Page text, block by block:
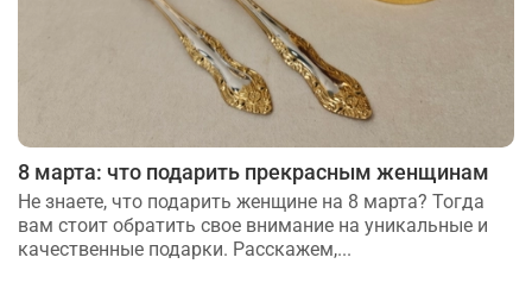
8 марта: что подарить прекрасным женщинам
Не знаете, что подарить женщине на 8 марта? Тогда
вам стоит обратить свое внимание на уникальные и
качественные подарки. Расскажем,...